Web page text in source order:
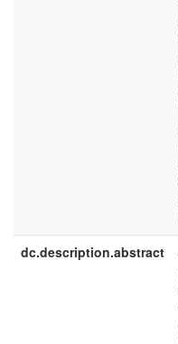
dc.description.abstract